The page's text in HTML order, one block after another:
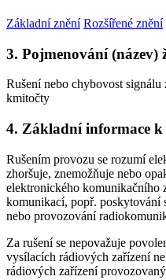
Základní znění Rozšířené znění
3. Pojmenování (název)
Rušení nebo chybovost
kmitočty
4. Základní informace k
Rušením provozu se rozumí
zhoršuje, znemožňuje nebo
elektronického komunikačního
komunikací, popř. poskytování
nebo provozování
Za rušení se nepovažuje
vysílacích rádiových zařízení
rádiových zařízení